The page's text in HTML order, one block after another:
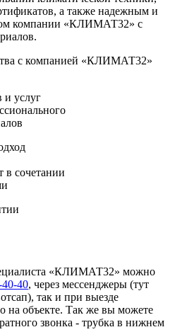
а также надежным и
компании «КЛИМАТ32» с
с компанией «КЛИМАТ32»
и услуг
сочетании
«КЛИМАТ32» можно
40, через мессенджеры (тут
так и при выезде
на объекте. Так же вы можете
звонка - трубка в нижнем